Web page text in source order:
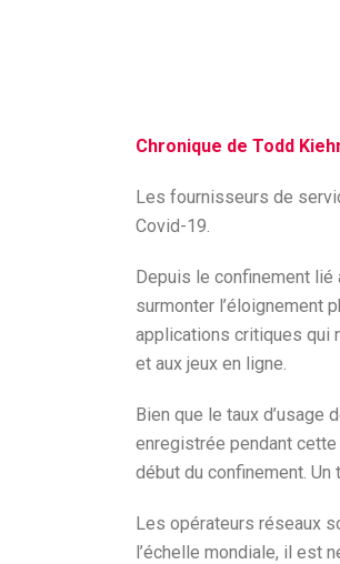
Chronique de Todd
Les fournisseurs de
Covid-19.
Depuis le confinement lié
surmonter l’éloignement
applications critiques qui
et aux jeux en ligne.
Bien que le taux d’usage
enregistrée pendant cette
début du confinement.
Les opérateurs réseaux
l’échelle mondiale, il est